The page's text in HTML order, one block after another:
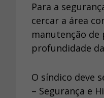
Para a
cercar a área
manutenção de
profundidade
O síndico deve
– Segurança e